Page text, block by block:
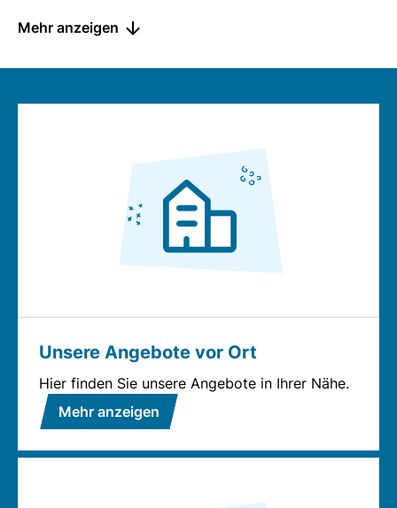
Mehr anzeigen
Unsere Angebote vor Ort
Hier finden Sie unsere Angebote in Ihrer Nähe.
Mehr anzeigen